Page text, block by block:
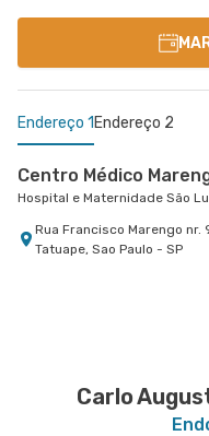
Endereço 1 Endereço 2
Centro Médico
Hospital e Maternidade São
Rua Francisco Marengo nr.
Tatuape, Sao Paulo - SP
Avenida Tiradentes nr.
Andar - Jardim Guarulhos,
Carlo